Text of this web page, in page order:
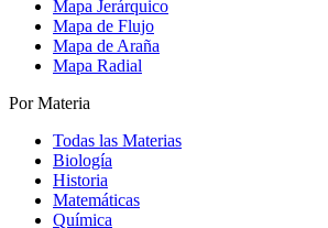
Mapa Jerárquico
Mapa de Flujo
Mapa de Araña
Mapa Radial
Por Materia
Todas las Materias
Biología
Historia
Matemáticas
Química